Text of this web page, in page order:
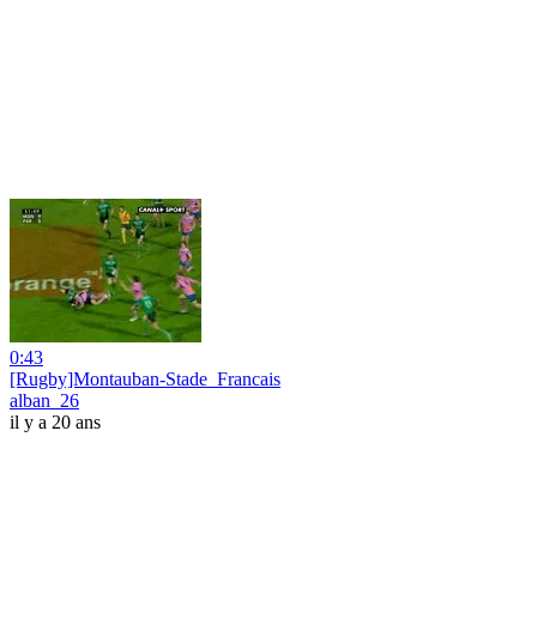
0:43
[Rugby]Montauban-Stade_Francais
alban_26
il y a 20 ans